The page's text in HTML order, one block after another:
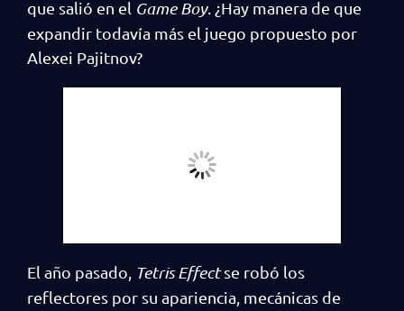
que salió en el Game Boy. ¿Hay manera de que
expandir todavía más el juego propuesto por
Alexei Pajitnov?
El año pasado, Tetris Effectse robó los
reflectores por su apariencia, mecánicas de